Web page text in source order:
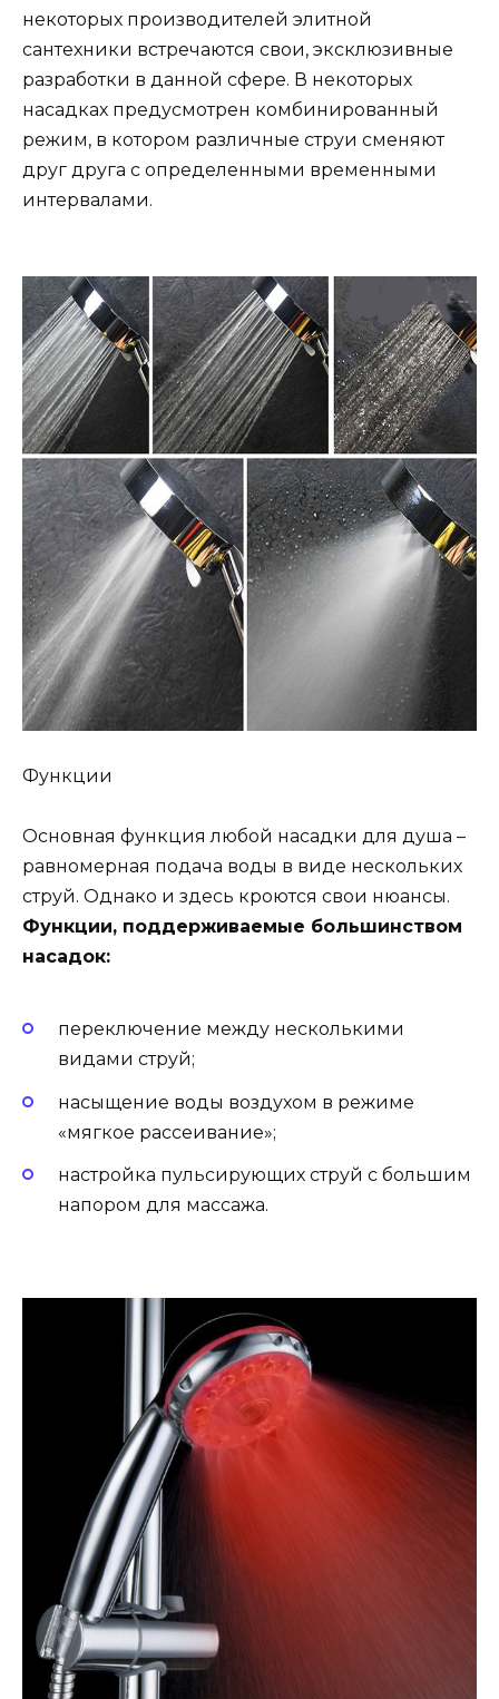
некоторых производителей элитной
сантехники встречаются свои, эксклюзивные
разработки в данной сфере. В некоторых
насадках предусмотрен комбинированный
режим, в котором различные струи сменяют
друг друга с определенными временными
интервалами.
Функции
Основная функция любой насадки для душа –
равномерная подача воды в виде нескольких
струй. Однако и здесь кроются свои нюансы.
Функции, поддерживаемые большинством
насадок:
переключение между несколькими
видами струй;
насыщение воды воздухом в режиме
«мягкое рассеивание»;
настройка пульсирующих струй с большим
напором для массажа.